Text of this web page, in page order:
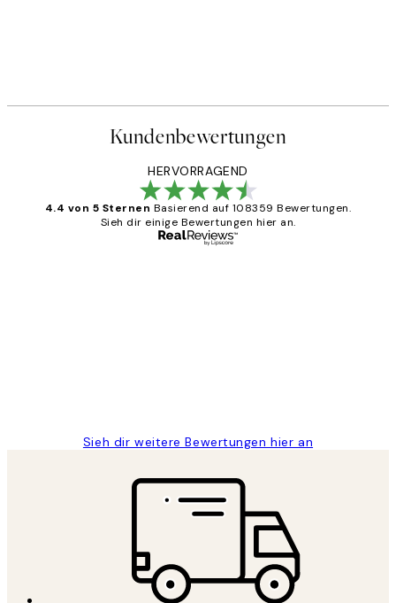
Kundenbewertungen
HERVORRAGEND
4.4 von 5 Sternen Basierend auf 108359 Bewertungen.
Sieh dir einige Bewertungen hier an.
Sieh dir weitere Bewertungen hier an